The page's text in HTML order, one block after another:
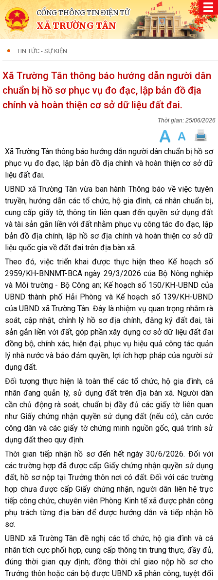
CỔNG THÔNG TIN ĐIỆN TỬ
XÃ TRƯỜNG TÂN
TIN TỨC - SỰ KIỆN
Xã Trường Tân thông báo hướng dẫn người dân
chuẩn bị hồ sơ phục vụ đo đạc, lập bản đồ địa
chính và hoàn thiện cơ sở dữ liệu đất đai.
25/06/2026
Xã Trường Tân thông báo hướng dẫn người dân chuẩn bị hồ sơ
phục vụ đo đạc, lập bản đồ địa chính và hoàn thiện cơ sở dữ
liệu đất đai.
UBND xã Trường Tân vừa ban hành Thông báo về việc tuyên
truyền, hướng dẫn các tổ chức, hộ gia đình, cá nhân chuẩn bị,
cung cấp giấy tờ, thông tin liên quan đến quyền sử dụng đất
và tài sản gắn liền với đất nhằm phục vụ công tác đo đạc, lập
bản đồ địa chính, lập hồ sơ địa chính và hoàn thiện cơ sở dữ
liệu quốc gia về đất đai trên địa bàn xã.
Theo đó, việc triển khai được thực hiện theo Kế hoạch số
2959/KH-BNNMT-BCA ngày 29/3/2026 của Bộ Nông nghiệp
và Môi trường - Bộ Công an; Kế hoạch số 150/KH-UBND của
UBND thành phố Hải Phòng và Kế hoạch số 139/KH-UBND
của UBND xã Trường Tân. Đây là nhiệm vụ quan trọng nhằm rà
soát, cập nhật, chỉnh lý hồ sơ địa chính, đăng ký đất đai, tài
sản gắn liền với đất, góp phần xây dựng cơ sở dữ liệu đất đai
đồng bộ, chính xác, hiện đại, phục vụ hiệu quả công tác quản
lý nhà nước và bảo đảm quyền, lợi ích hợp pháp của người sử
dụng đất.
Đối tượng thực hiện là toàn thể các tổ chức, hộ gia đình, cá
nhân đang quản lý, sử dụng đất trên địa bàn xã. Người dân
cần chủ động rà soát, chuẩn bị đầy đủ các giấy tờ liên quan
như Giấy chứng nhận quyền sử dụng đất (nếu có), căn cước
công dân và các giấy tờ chứng minh nguồn gốc, quá trình sử
dụng đất theo quy định.
Thời gian tiếp nhận hồ sơ đến hết ngày 30/6/2026. Đối với
các trường hợp đã được cấp Giấy chứng nhận quyền sử dụng
đất, hồ sơ nộp tại Trưởng thôn nơi có đất. Đối với các trường
hợp chưa được cấp Giấy chứng nhận, người dân liên hệ trực
tiếp công chức, chuyên viên Phòng Kinh tế xã được phân công
phụ trách từng địa bàn để được hướng dẫn và tiếp nhận hồ
sơ.
UBND xã Trường Tân đề nghị các tổ chức, hộ gia đình và cá
nhân tích cực phối hợp, cung cấp thông tin trung thực, đầy đủ,
đúng thời gian quy định; đồng thời chỉ giao nộp hồ sơ cho
Trưởng thôn hoặc cán bộ được UBND xã phân công, tuyệt đối